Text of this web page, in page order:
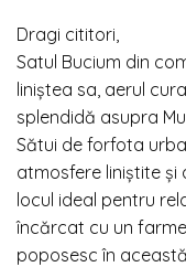
Dragi cititori,
Satul Bucium din
liniștea sa, aerul
splendidă asupra
Sătui de forfota
atmosfere liniștite și
locul ideal pentru
încărcat cu un
poposesc în